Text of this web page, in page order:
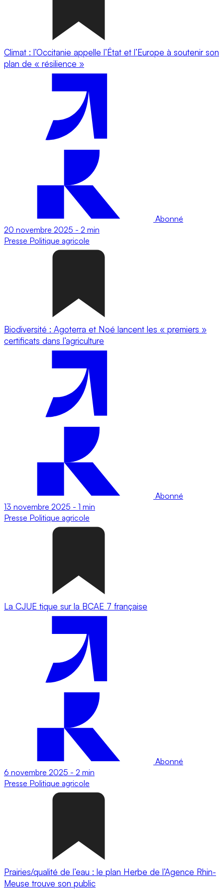
Climat : l’Occitanie appelle l’État et l’Europe à soutenir son
plan de « résilience »
Abonné
20 novembre 2025 - 2 min
Presse Politique agricole
Biodiversité : Agoterra et Noé lancent les « premiers »
certificats dans l’agriculture
Abonné
13 novembre 2025 - 1 min
Presse Politique agricole
La CJUE tique sur la BCAE 7 française
Abonné
6 novembre 2025 - 2 min
Presse Politique agricole
Prairies/qualité de l’eau : le plan Herbe de l’Agence Rhin-
Meuse trouve son public